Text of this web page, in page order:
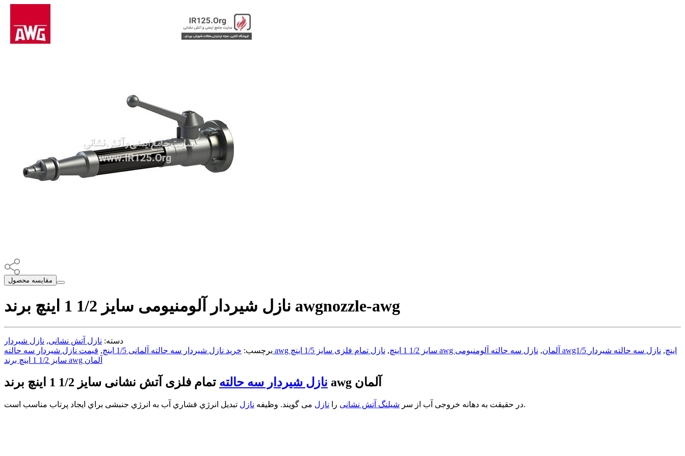
مقایسه محصول
نازل شیردار آلومنیومی سایز 1/2 1 اینچ برند awgnozzle-awg
دسته: نازل آتش نشانی, نازل شیردار
برچسب: خرید نازل شیردار سه حالته آلمانی 1/5 اینچ , قیمت نازل شیردار سه حالته awg سایز 1/2 1 اینچ , نازل تمام فلزی سایز 1/5 اینچ awg آلمان, نازل سه حالته آلومنیومی awg1/5 اینچ, نازل سه حالته شیردار
سایز 1/2 1 اینچ برند awg آلمان
نازل شیردار سه حالته تمام فلزی آتش نشانی سایز 1/2 1 اینچ برند awg آلمان
در حقیقت به دهانه خروجی آب از سر شیلنگ آتش نشانی را نازل می گویند. وظیفه نازل تبدیل انرژي فشاري آب به انرژي جنبشی براي ایجاد پرتاب مناسب است.